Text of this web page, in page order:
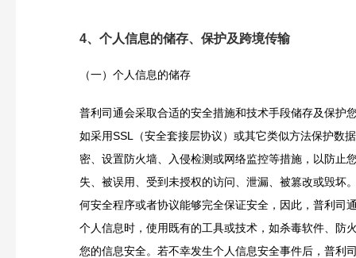
4、个人信息的储存、保护及跨境传输
（一）个人信息的储存
普利司通会采取合适的安全措施和技术手段储存及保护
如采用SSL（安全套接层协议）或其它类似方法保护数
密、设置防火墙、入侵检测或网络监控等措施，以防止
失、被误用、受到未授权的访问、泄漏、被篡改或毁坏
何安全程序或者协议能够完全保证安全，因此，普利司
个人信息时，使用既有的工具或技术，如杀毒软件、防
您的信息安全。若不幸发生个人信息安全事件后，普利